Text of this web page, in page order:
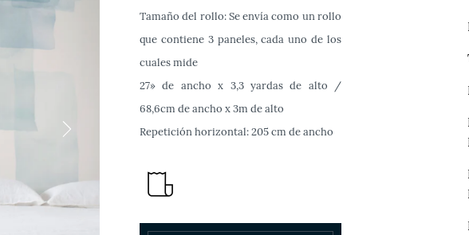
Tamaño del rollo: Se envía como un rollo
que contiene 3 paneles, cada uno de los
cuales mide
27» de ancho x 3,3 yardas de alto /
68,6cm de ancho x 3m de alto
Repetición horizontal: 205 cm de ancho